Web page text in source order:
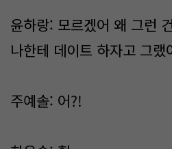
윤하랑: 모르겠어 왜 그런
나한테 데이트 하자고 그랬
주예솔: 어?!